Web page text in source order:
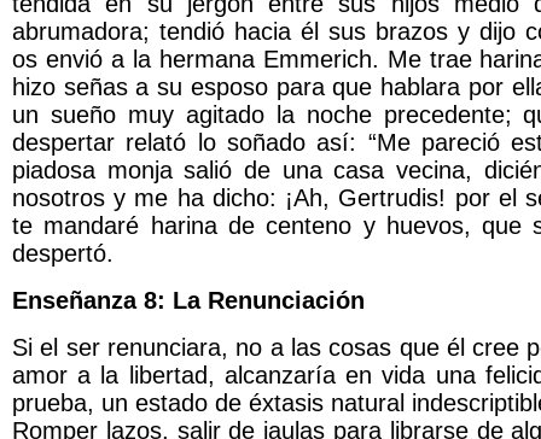
abrumadora; tendió hacia él sus brazos y dijo
os envió a la hermana Emmerich. Me trae
hizo señas a su esposo para que hablara por
un sueño muy agitado la noche precedente;
despertar relató lo soñado así: “Me pareció
piadosa monja salió de una casa vecina,
nosotros y me ha dicho: ¡Ah, Gertrudis! por el
te mandaré harina de centeno y huevos, que
despertó.
Enseñanza 8: La Renunciación
Si el ser renunciara, no a las cosas que él cree
amor a la libertad, alcanzaría en vida una
prueba, un estado de éxtasis natural
Romper lazos, salir de jaulas para librarse de